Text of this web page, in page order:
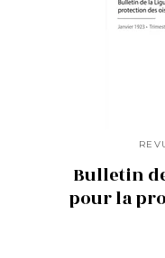
Bulletin
pour la